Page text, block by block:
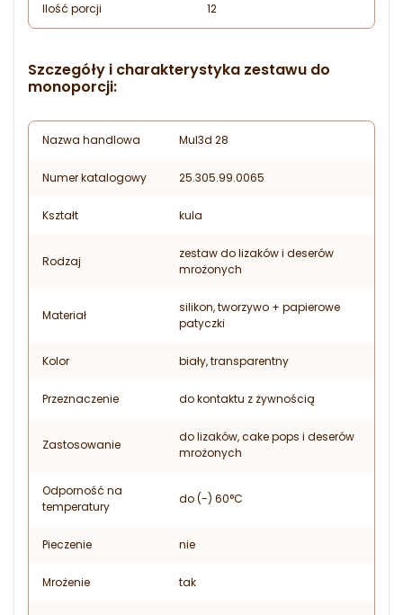
Ilość porcji 12
Szczegóły i charakterystyka zestawu do
monoporcji:
Nazwa handlowa Mul3d 28
Numer katalogowy 25.305.99.0065
Kształt kula
Rodzaj
zestaw do lizaków i deserów
mrożonych
Materiał
silikon, tworzywo + papierowe
patyczki
Kolor biały, transparentny
Przeznaczenie do kontaktu z żywnością
Zastosowanie
do lizaków, cake pops i deserów
mrożonych
Odporność na
temperatury
do (-) 60°C
Pieczenie nie
Mrożenie tak